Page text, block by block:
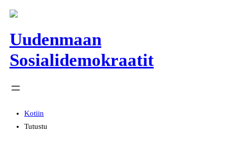
Siirry
Uudenmaan
Sosialidemokraatit
Kotiin
Tutustu